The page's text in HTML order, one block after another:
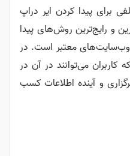
برای پیدا کردن ایر دراپ
و رایج‌ترین روش‌های پیدا
وب‌سایت‌های معتبر است. در
می‌توانند در آن در
و آینده اطلاعات کسب